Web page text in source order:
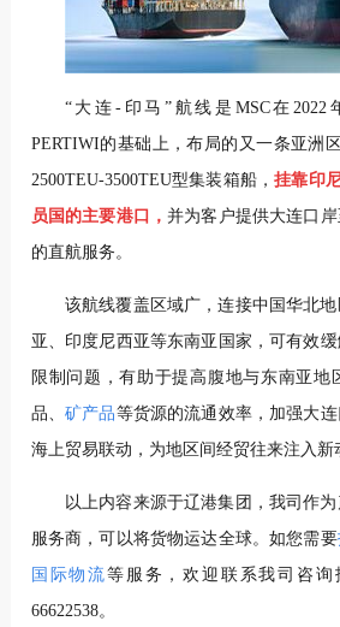
“大连-印马”航线是MSC在2022
PERTIWI的基础上，布局的又一条亚洲
2500TEU-3500TEU型集装箱船，挂靠印
员国的主要港口，并为客户提供大连口
的直航服务。
该航线覆盖区域广，连接中国华北
亚、印度尼西亚等东南亚国家，可有效
限制问题，有助于提高腹地与东南亚地
品、矿产品等货源的流通效率，加强大
海上贸易联动，为地区间经贸往来注入新
以上内容来源于辽港集团，我司作为
服务商，可以将货物运达全球。如您需要
国际物流等服务，欢迎联系我司咨询
66622538。